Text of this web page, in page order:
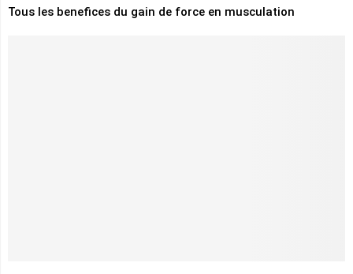
Tous les benefices du gain de force en musculation